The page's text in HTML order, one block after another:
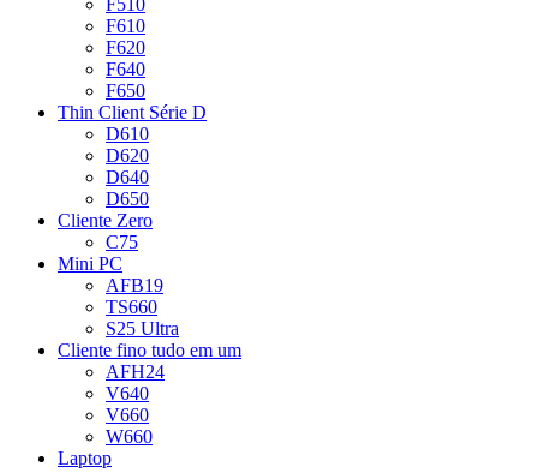
F610
F620
F640
F650
Thin Client Série D
D610
D620
D640
D650
Cliente Zero
C75
Mini PC
AFB19
TS660
S25 Ultra
Cliente fino tudo em um
AFH24
V640
V660
W660
Laptop